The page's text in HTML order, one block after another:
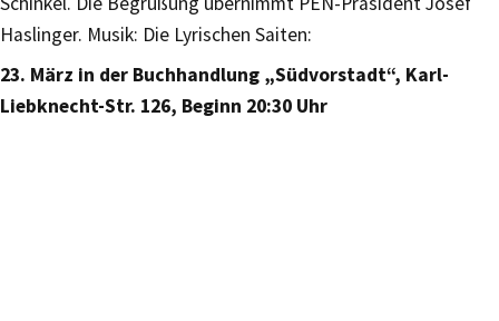
Haslinger. Musik: Die Lyrischen Saiten:
23. März in der Buchhandlung „Südvorstadt“, Karl-
Liebknecht-Str. 126, Beginn 20:30 Uhr